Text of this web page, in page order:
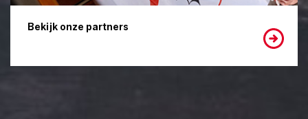
Bekijk onze partners